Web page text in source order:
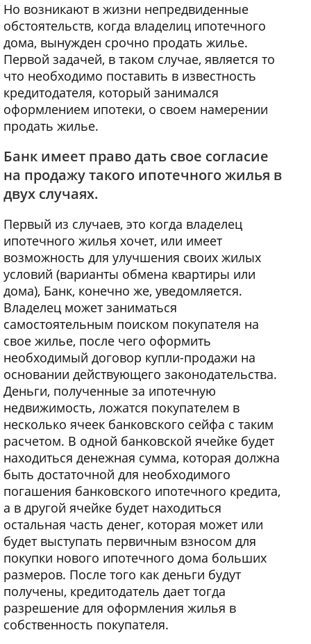
Но возникают в жизни непредвиденные
обстоятельств, когда владелиц ипотечного
дома, вынужден срочно продать жилье.
Первой задачей, в таком случае, является то
что необходимо поставить в известность
кредитодателя, который занимался
оформлением ипотеки, о своем намерении
продать жилье.
Банк имеет право дать свое согласие
на продажу такого ипотечного жилья в
двух случаях.
Первый из случаев, это когда владелец
ипотечного жилья хочет, или имеет
возможность для улучшения своих жилых
условий (варианты обмена квартиры или
дома), Банк, конечно же, уведомляется.
Владелец может заниматься
самостоятельным поиском покупателя на
свое жилье, после чего оформить
необходимый договор купли-продажи на
основании действующего законодательства.
Деньги, полученные за ипотечную
недвижимость, ложатся покупателем в
несколько ячеек банковского сейфа с таким
расчетом. В одной банковской ячейке будет
находиться денежная сумма, которая должна
быть достаточной для необходимого
погашения банковского ипотечного кредита,
а в другой ячейке будет находиться
остальная часть денег, которая может или
будет выступать первичным взносом для
покупки нового ипотечного дома больших
размеров. После того как деньги будут
получены, кредитодатель дает тогда
разрешение для оформления жилья в
собственность покупателя.